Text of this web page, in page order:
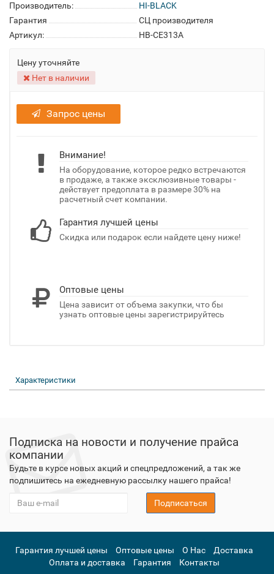
Производитель:
HI-BLACK
Гарантия
СЦ производителя
Артикул:
HB-CE313A
Цену уточняйте
Нет в наличии
Запрос цены
Внимание!
На оборудование, которое редко встречаются
в продаже, а также эксклюзивные товары -
действует предоплата в размере 30% на
расчетный счет компании.
Гарантия лучшей цены
Скидка или подарок если найдете цену ниже!
Оптовые цены
Цена зависит от объема закупки, что бы
узнать оптовые цены зарегистрируйтесь
Характеристики
Подписка на новости и получение прайса
компании
Будьте в курсе новых акций и спецпредложений, а так же
подпишитесь на ежедневную рассылку нашего прайса!
Подписаться
Гарантия лучшей цены Оптовые цены О Нас
Доставка
Оплата и доставка
Гарантия Контакты